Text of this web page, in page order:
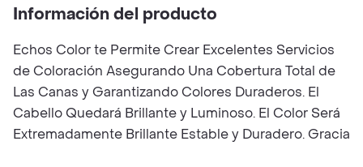
Información del producto
Echos Color te Permite Crear Excelentes Servicios
de Coloración Asegurando Una Cobertura Total de
Las Canas y Garantizando Colores Duraderos. El
Cabello Quedará Brillante y Luminoso. El Color Será
Extremadamente Brillante Estable y Duradero. Gracia